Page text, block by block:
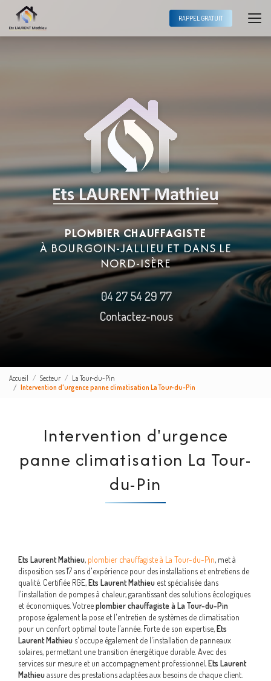
contenu
RAPPEL GRATUIT
PLOMBIER CHAUFFAGISTE
À BOURGOIN-JALLIEU ET DANS LE
NORD-ISÈRE
04 27 54 29 77
Contactez-nous
Accueil Secteur
La Tour-du-Pin
Intervention d'urgence panne climatisation La Tour-du-Pin
Intervention d'urgence
panne climatisation La Tour-
du-Pin
Ets Laurent Mathieu, plombier chauffagiste à La Tour-du-Pin, met à
disposition ses 17 ans d'expérience pour des installations et entretiens de
qualité. Certifiée RGE,Ets Laurent Mathieu est spécialisée dans
l'installation de pompes à chaleur, garantissant des solutions écologiques
et économiques. Votreeplombier chauffagiste à La Tour-du-Pin
propose également la pose et l'entretien de systèmes de climatisation
pour un confort optimal toute l'année. Forte de son expertise,Ets
Laurent Mathieu s'occupe également de l'installation de panneaux
solaires, permettant une transition énergétique durable. Avec des
services sur mesure et un accompagnement professionnel,Ets Laurent
Mathieuassure des prestations adaptées aux besoins de chaque client.